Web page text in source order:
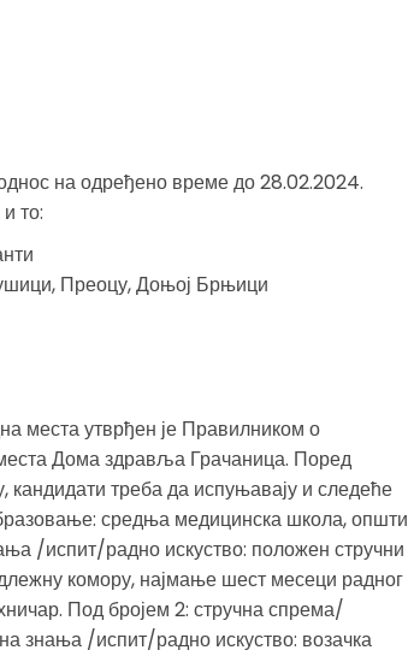
на одређено време до 28.02.2024.
то:
Преоцу, Доњој Брњици
места утврђен је Правилником о
Дома здравља Грачаница. Поред
треба да испуњавају и следеће
средња медицинска школа, општи
/испит/радно искуство: положен стручни
комору, најмање шест месеци радног
Под бројем 2: стручна спрема/
знања /испит/радно искуство: возачка